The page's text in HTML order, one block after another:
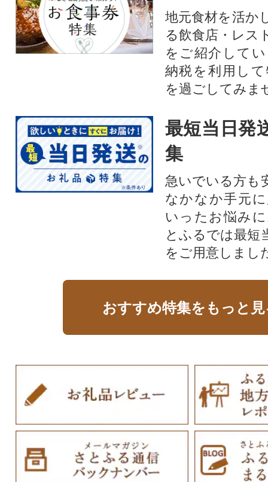
地元食材を活か
る飲食店・レス
をご紹介して
納税を利用し
を過ごしてみま
最短当日発
集
急いでいる方も
なかなか手元
いったお悩み
とふるでは最短
をご用意しまし
おすすめ特集をもっと